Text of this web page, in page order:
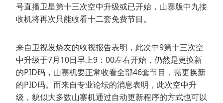
号直播卫星第十三次空中升级或已开始，山寨版中九接
收机将再次只能收看十二套免费节目。
来自卫视发烧友的收视报告表明，此次中9第十三次空
中升级于7月10日早上9：00左右开始，仍然是更换新
的PID码，山寨机要正常收看全部46套节目，需更换新
的PID码。而来自专业论坛的消息表明，此次空中升
级，貌似大多数山寨机通过自动更新程序的方式也可以